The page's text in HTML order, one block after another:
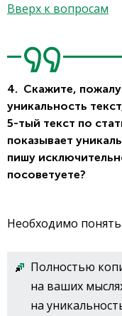
Вверх к вопросам
4. Скажите,
уникальность
5-тый текст по
показывает
пишу
посоветуете?
Необходимо
Полностью
на ваших
на